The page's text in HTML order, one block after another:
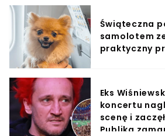
Świąteczna
samolotem
praktyczny
Eks
koncertu
scenę i
Publika